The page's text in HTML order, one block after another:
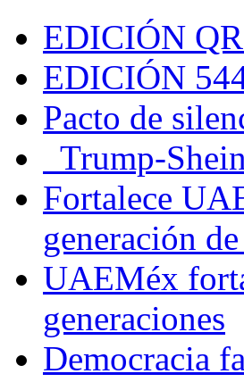
EDICIÓN
EDICIÓN
Pacto de
Trump-
Fortalece
generación
UAEMéx
generaciones
Democracia